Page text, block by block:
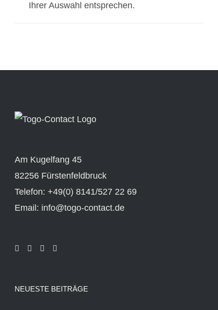
Ihrer Auswahl entsprechen.
Am Kugelfang 45
82256 Fürstenfeldbruck
Telefon: +49(0) 8141/527 22 69
Email: info@togo-contact.de
NEUESTE BEITRÄGE